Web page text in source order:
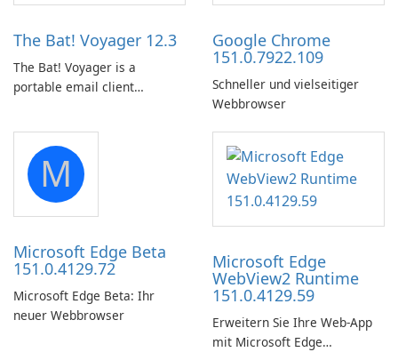
The Bat! Voyager 12.3
The Bat! Voyager is a
portable email client
portable media on any
computer running Microsoft
Windows.
Google Chrome
151.0.7922.109
Schneller und vielseitiger
Webbrowser
M
Microsoft Edge Beta
151.0.4129.72
Microsoft Edge Beta: Ihr
neuer Webbrowser
Microsoft Edge
WebView2 Runtime
151.0.4129.59
Erweitern Sie Ihre Web-App
mit Microsoft Edge